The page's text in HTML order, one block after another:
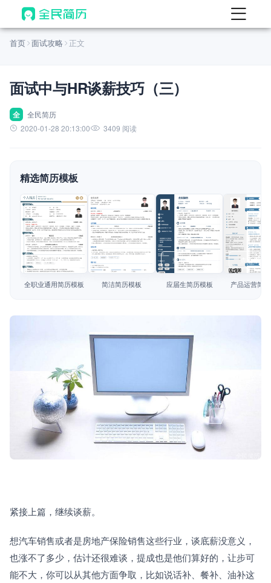
首页
AI 生成简历
AI 优化简历
AI 翻译简历
AI 模拟面试
面试自我介绍
AI 职场工具 New
简历模板
简历教程
首页 面试攻略 正文
面试中与HR谈薪技巧（三）
全
全民简历
2020-01-28 20:13:00
3409 阅读
精选简历模板
查看模板
全职业通用简历模板
查看模板
简洁简历模板
查看模板
应届生简历模板
查看模板
产品运营简
紧接上篇，继续谈薪。
想汽车销售或者是房地产保险销售这些行业，谈底薪没意义，
也涨不了多少，估计还很难谈，提成也是他们算好的，让步可
能不大，你可以从其他方面争取，比如说话补、餐补、油补这